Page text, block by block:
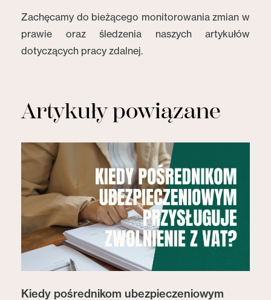
Zachęcamy do bieżącego monitorowania zmian w
prawie oraz śledzenia naszych artykułów
dotyczących pracy zdalnej.
Artykuły powiązane
Kiedy pośrednikom ubezpieczeniowym